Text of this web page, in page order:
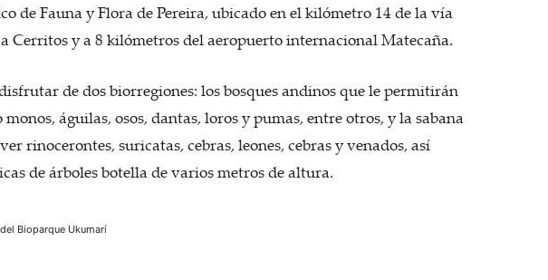
de Fauna y Flora de Pereira, ubicado en el kilómetro 14 de la vía
Cerritos y a 8 kilómetros del aeropuerto internacional Matecaña.
de dos biorregiones: los bosques andinos que le permitirán
águilas, osos, dantas, loros y pumas, entre otros, y la sabana
rinocerontes, suricatas, cebras, leones, cebras y venados, así
de árboles botella de varios metros de altura.
Bioparque Ukumarí